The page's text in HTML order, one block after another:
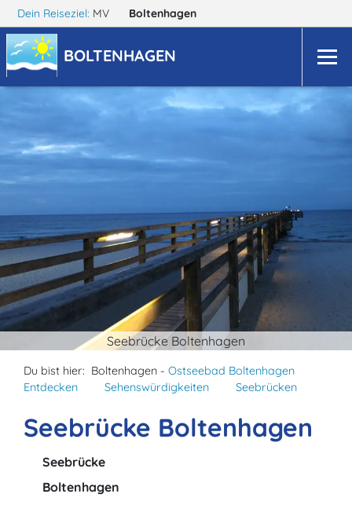
Dein Reiseziel: MV Boltenhagen
BOLTENHAGEN
Seebrücke Boltenhagen
Du bist hier: Boltenhagen - Ostseebad Boltenhagen
Entdecken
Sehenswürdigkeiten Seebrücken
Seebrücke Boltenhagen
Seebrücke
Boltenhagen